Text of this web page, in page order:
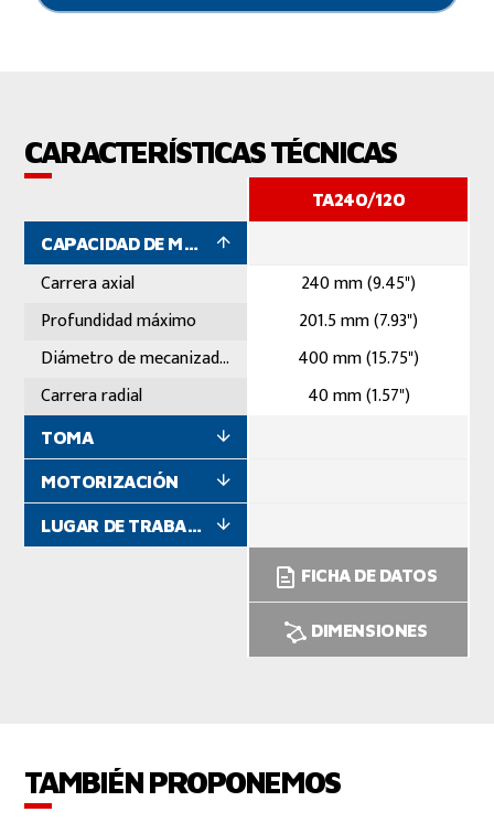
CARACTERÍSTICAS TÉCNICAS
CAPACIDAD DE MECANIZADO
Carrera axial
Profundidad máximo
Diámetro de mecanizado máximo
Carrera radial
TOMA
MOTORIZACIÓN
LUGAR DE TRABAJO
TA240/120
240 mm (9.45")
201.5 mm (7.93")
400 mm (15.75")
40 mm (1.57")
FICHA DE DATOS
DIMENSIONES
TAMBIÉN PROPONEMOS